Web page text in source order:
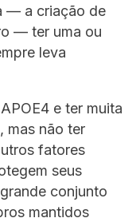
— a criação de
— ter uma ou
leva
e ter muita
mas não ter
fatores
seus
conjunto
mantidos